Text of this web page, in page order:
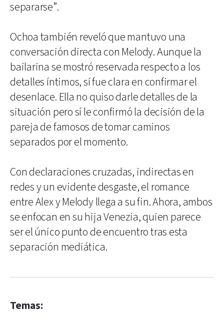
separarse”.
Ochoa también reveló que mantuvo una
conversación directa con Melody. Aunque la
bailarina se mostró reservada respecto a los
detalles íntimos, sí fue clara en confirmar el
desenlace. Ella no quiso darle detalles de la
situación pero sí le confirmó la decisión de la
pareja de famosos de tomar caminos
separados por el momento.
Con declaraciones cruzadas, indirectas en
redes y un evidente desgaste, el romance
entre Alex y Melody llega a su fin. Ahora, ambos
se enfocan en su hija Venezia, quien parece
ser el único punto de encuentro tras esta
separación mediática.
Temas: